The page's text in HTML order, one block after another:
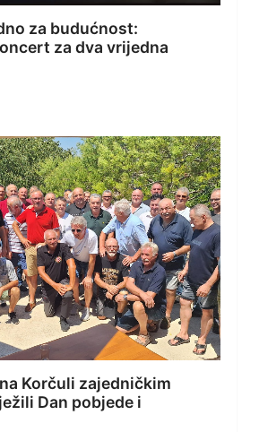
za budućnost:
za dva vrijedna
Korčuli zajedničkim
Dan pobjede i